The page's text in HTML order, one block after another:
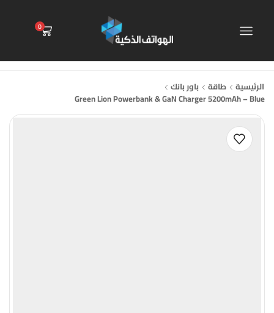
0
الرئيسية طاقة
باور بانك
Green Lion Powerbank & GaN Charger 5200mAh – Blue